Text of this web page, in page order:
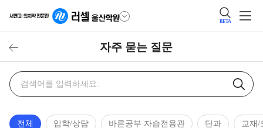
BETA
자주 묻는 질문
자주
묻는
검색
검색어
전체 입학/상담 바른공부 자습전용관 단과 교재/